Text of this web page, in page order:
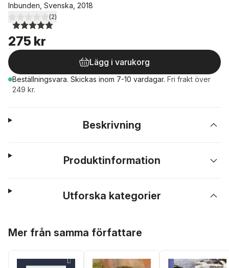
Inbunden, Svenska, 2018
5,0utav 5 stjärnor. Totalt antal röster:
(2)
275 kr
Lägg i varukorg
Beställningsvara. Skickas inom 7-10 vardagar. Fri frakt över
249 kr.
Beskrivning
Produktinformation
Utforska kategorier
Mer från samma författare